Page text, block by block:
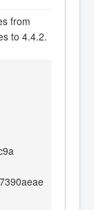
from
to 4.4.2.